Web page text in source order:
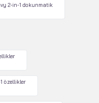
2-in-1 dokunmatik
özellikler